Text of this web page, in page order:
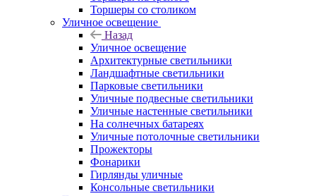
Торшеры со столиком
Уличное освещение
Назад
Уличное освещение
Архитектурные светильники
Ландшафтные светильники
Парковые светильники
Уличные подвесные светильники
Уличные настенные светильники
На солнечных батареях
Уличные потолочные светильники
Прожекторы
Фонарики
Гирлянды уличные
Консольные светильники